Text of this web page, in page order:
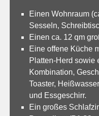
Einen Wohnraum
Sesseln,
Einen ca. 12 qm
Eine offene Küche
Platten-Herd sowie
Kombination,
Toaster,
und Essgeschirr.
Ein großes